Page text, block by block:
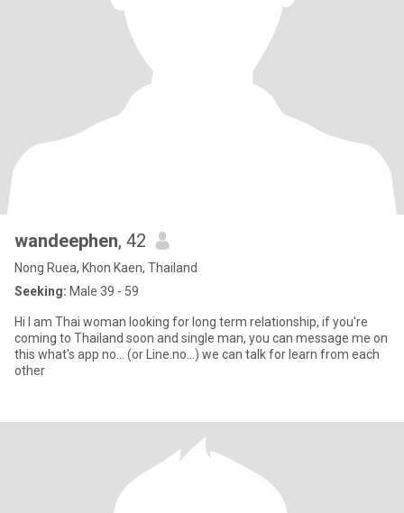
wandeephen, 42
Nong Ruea, Khon Kaen, Thailand
Seeking: Male 39 - 59
Hi l am Thai woman looking for long term relationship, if you're
coming to Thailand soon and single man, you can message me on
this what's app no... (or Line.no...) we can talk for learn from each
other